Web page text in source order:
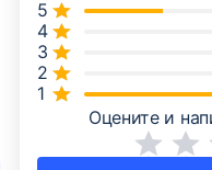
Оцените и